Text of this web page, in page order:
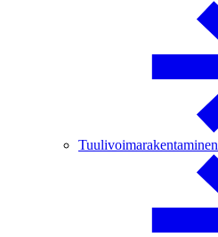
Tuulivoimarakentaminen